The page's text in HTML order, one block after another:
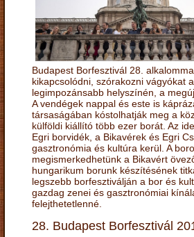
Budapest Borfesztivál 28.
kikapcsolódni, szórakozni vágyókat
legimpozánsabb helyszínén, a
A vendégek nappal és este is
társaságában kóstolhatják meg a
külföldi kiállító több ezer borát. Az
Egri borvidék, a Bikavérek és Egri
gasztronómia és kultúra kerül. A
megismerkedhetünk a Bikavért
hungarikum borunk készítésének
legszebb borfesztiválján a bor és
gazdag zenei és gasztronómiai
felejthetetlenné.
28. Budapest Borfesztivál